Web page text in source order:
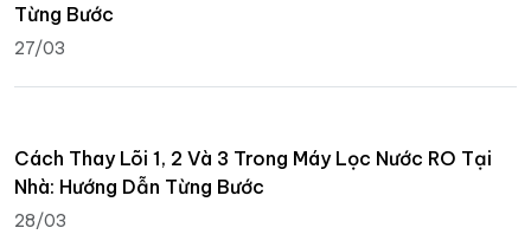
Từng Bước
27/03
Cách Thay Lõi 1, 2 Và 3 Trong Máy Lọc Nước RO Tại
Nhà: Hướng Dẫn Từng Bước
28/03